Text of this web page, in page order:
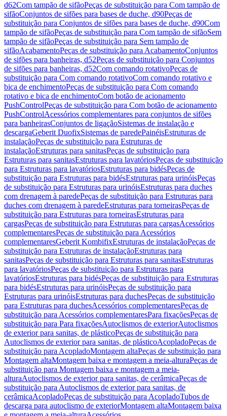
d62Com tampão de sifãoPeças de substituição para Com tampão de
sifãoConjuntos de sifões para bases de duche, d90Peças de
substituição para Conjuntos de sifões para bases de duche, d90Com
tampão de sifãoPeças de substituição para Com tampão de sifãoSem
tampão de sifãoPeças de substituição para Sem tampão de
sifãoAcabamentoPeças de substituição para AcabamentoConjuntos
de sifões para banheiras, d52Peças de substituição para Conjuntos
de sifões para banheiras, d52Com comando rotativoPeças de
substituição para Com comando rotativoCom comando rotativo e
bica de enchimentoPeças de substituição para Com comando
rotativo e bica de enchimentoCom botão de acionamento
PushControlPeças de substituição para Com botão de acionamento
PushControlAcessórios complementares para conjuntos de sifões
para banheirasConjuntos de ligaçãoSistemas de instalação e
descargaGeberit DuofixSistemas de paredePainéisEstruturas de
instalaçãoPeças de substituição para Estruturas de
instalaçãoEstruturas para sanitasPeças de substituição para
Estruturas para sanitasEstruturas para lavatóriosPeças de substituição
para Estruturas para lavatóriosEstruturas para bidésPeças de
substituição para Estruturas para bidésEstruturas para urinóisPeças
de substituição para Estruturas para urinóisEstruturas para duches
com drenagem à paredePeças de substituição para Estruturas para
duches com drenagem à paredeEstruturas para torneirasPeças de
substituição para Estruturas para torneirasEstruturas para
cargasPeças de substituição para Estruturas para cargasAcessórios
complementaresPeças de substituição para Acessórios
complementaresGeberit KombifixEstruturas de instalaçãoPeças de
substituição para Estruturas de instalaçãoEstruturas para
sanitasPeças de substituição para Estruturas para sanitasEstruturas
para lavatóriosPeças de substituição para Estruturas para
lavatóriosEstruturas para bidésPeças de substituição para Estruturas
para bidésEstruturas para urinóisPeças de substituição para
Estruturas para urinóisEstruturas para duchesPeças de substituição
para Estruturas para duchesAcessórios complementaresPeças de
substituição para Acessórios complementaresPara fixaçõesPeças de
substituição para Para fixaçõesAutoclismos de exteriorAutoclismos
de exterior para sanitas, de plásticoPeças de substituição para
Autoclismos de exterior para sanitas, de plásticoAcopladoPeças de
substituição para AcopladoMontagem altaPeças de substituição para
Montagem altaMontagem baixa e montagem a meia-alturaPeças de
substituição para Montagem baixa e montagem a meia-
alturaAutoclismos de exterior para sanitas, de cerâmicaPeças de
substituição para Autoclismos de exterior para sanitas, de
cerâmicaAcopladoPeças de substituição para AcopladoTubos de
descarga para autoclismo de exteriorMontagem altaMontagem baixa